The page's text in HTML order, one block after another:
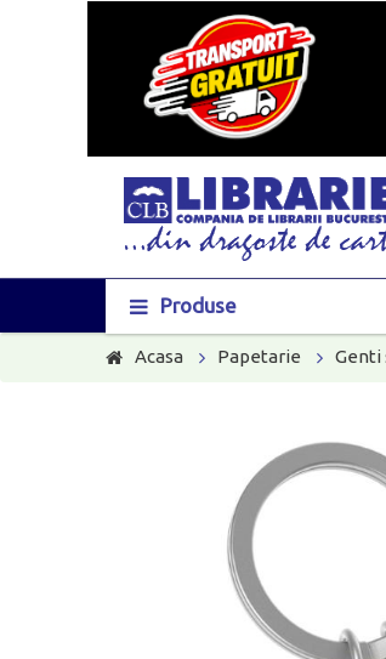
Produse
Acasa Papetarie Genti